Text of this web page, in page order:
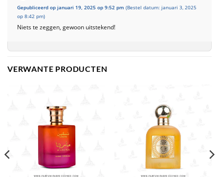
Gebaseerd op 1
recensie
Gepubliceerd op januari 19, 2025 op 9:52 pm (Bestel datum: januari 3, 2025
op 8:42 pm)
Niets te zeggen, gewoon uitstekend!
VERWANTE PRODUCTEN